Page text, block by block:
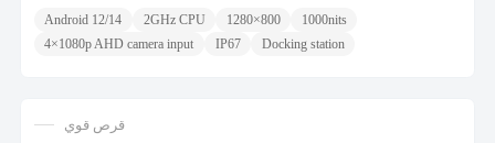
Android 12/14 2GHz CPU 1280×800
1000nits
4×1080p AHD camera input
IP67 Docking station
قرص قوي